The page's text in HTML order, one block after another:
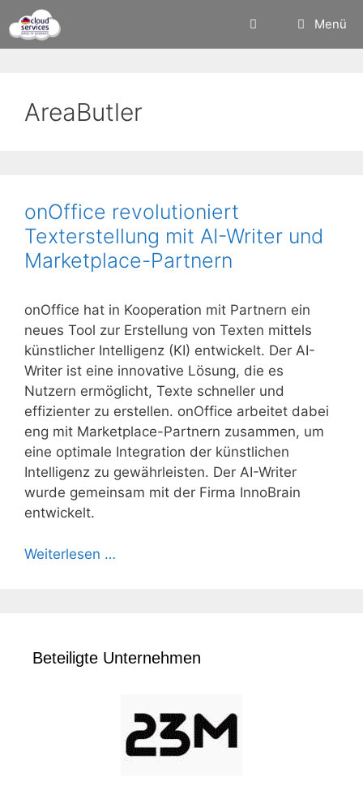
Inhalt
springen
Menü
AreaButler
onOffice revolutioniert
Texterstellung mit AI-Writer und
Marketplace-Partnern
onOffice hat in Kooperation mit Partnern ein
neues Tool zur Erstellung von Texten mittels
künstlicher Intelligenz (KI) entwickelt. Der AI-
Writer ist eine innovative Lösung, die es
Nutzern ermöglicht, Texte schneller und
effizienter zu erstellen. onOffice arbeitet dabei
eng mit Marketplace-Partnern zusammen, um
eine optimale Integration der künstlichen
Intelligenz zu gewährleisten. Der AI-Writer
wurde gemeinsam mit der Firma InnoBrain
entwickelt.
Weiterlesen …
Beteiligte Unternehmen